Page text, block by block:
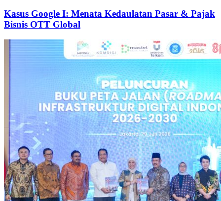
Kasus Google I: Menata Kedaulatan Pasar & Pajak
Bisnis OTT Global